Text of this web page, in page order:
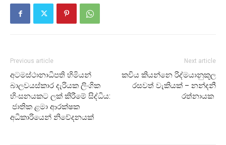
Previous article
අටමස්ථානාධිපති හිමියන්
බාලවයස්කාර දැරියක ලිංගික
හිංසනයකට ලක් කිරීමේ සිද්ධිය:
ජාතික ළමා ආරක්ෂක
අධිකාරියෙන් නිවේදනයක්
Next article
කවිය කියන්නෙ රිද්මයානුකූල
රසවත් වැකියක් – නන්දනී
රත්නායක